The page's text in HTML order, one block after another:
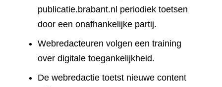
publicatie.brabant.nl periodiek toetsen
door een onafhankelijke partij.
Webredacteuren volgen een training
over digitale toegankelijkheid.
De webredactie toetst nieuwe content